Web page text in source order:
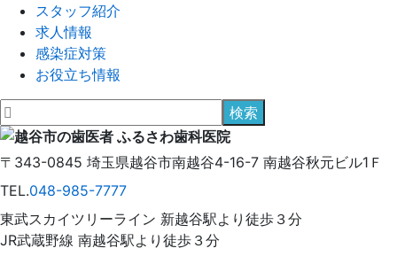
スタッフ紹介
求人情報
感染症対策
お役立ち情報
〒343-0845 埼玉県越谷市南越谷4-16-7 南越谷秋元ビル1Ｆ
TEL.048-985-7777
東武スカイツリーライン 新越谷駅より徒歩３分
JR武蔵野線 南越谷駅より徒歩３分